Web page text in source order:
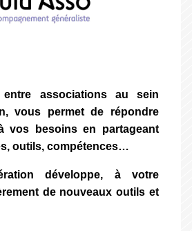
associations au sein
vous permet de répondre
vos besoins en partageant
outils, compétences…
développe, à votre
de nouveaux outils et